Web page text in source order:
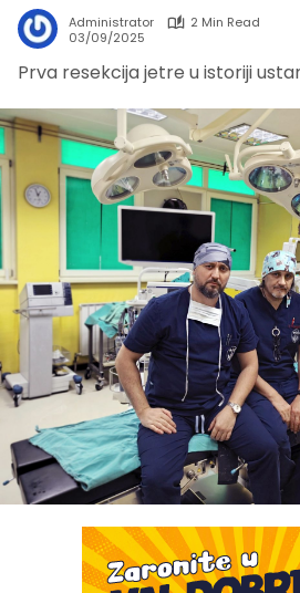
Administrator
2 Min Read
03/09/2025
Prva resekcija jetre u istoriji